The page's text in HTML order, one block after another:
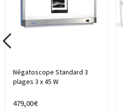
Négatoscope Standard 3
plages 3 x 45 W
479,00 €